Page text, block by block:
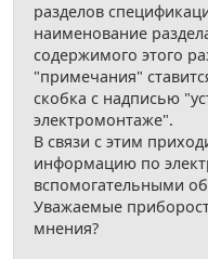
разделов
наименование
содержимого этого
"примечания"
скобка с надписью
электромонтаже".
В связи с этим
информацию по
вспомогательными
Уважаемые
мнения?